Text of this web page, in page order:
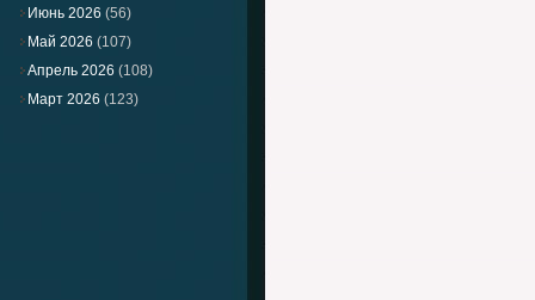
Июнь 2026 (56)
Май 2026 (107)
Апрель 2026 (108)
Март 2026 (123)